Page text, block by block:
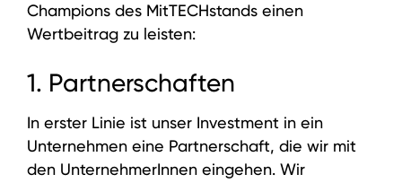
Champions des MitTECHstands einen
Wertbeitrag zu leisten:
1. Partnerschaften
In erster Linie ist unser Investment in ein
Unternehmen eine Partnerschaft, die wir mit
den UnternehmerInnen eingehen. Wir